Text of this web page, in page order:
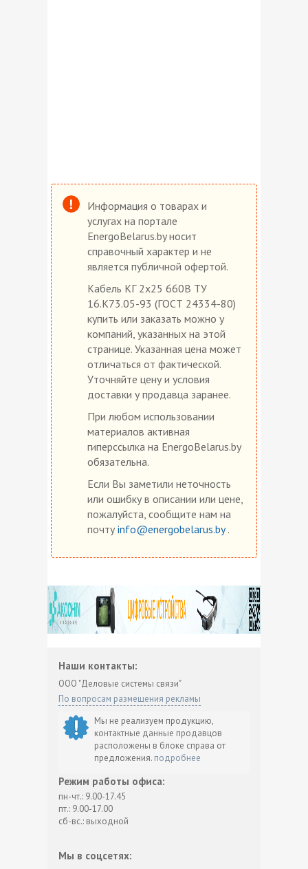
Информация о товарах и
услугах на портале
EnergoBelarus.by носит
справочный характер и не
является публичной офертой.
Кабель КГ 2х25 660В ТУ
16.К73.05-93 (ГОСТ 24334-80)
купить или заказать можно у
компаний, указанных на этой
странице. Указанная цена может
отличаться от фактической.
Уточняйте цену и условия
доставки у продавца заранее.
При любом использовании
материалов активная
гиперссылка на EnergoBelarus.by
обязательна.
Если Вы заметили неточность
или ошибку в описании или цене,
пожалуйста, сообщите нам на
почту info@energobelarus.by.
Наши контакты:
ООО "Деловые системы связи"
По вопросам размещения рекламы
Мы не реализуем продукцию,
контактные данные продавцов
расположены в блоке справа от
предложения. подробнее
Режим работы офиса:
пн-чт.: 9.00-17.45
пт.: 9.00-17.00
сб-вс.: выходной
Мы в соцсетях: